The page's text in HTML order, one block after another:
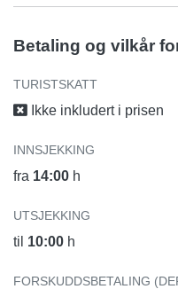
Betaling og vilkår
TURISTSKATT
Ikke inkludert i prisen
INNSJEKKING
fra 14:00 h
UTSJEKKING
til 10:00 h
FORSKUDDSBETALING